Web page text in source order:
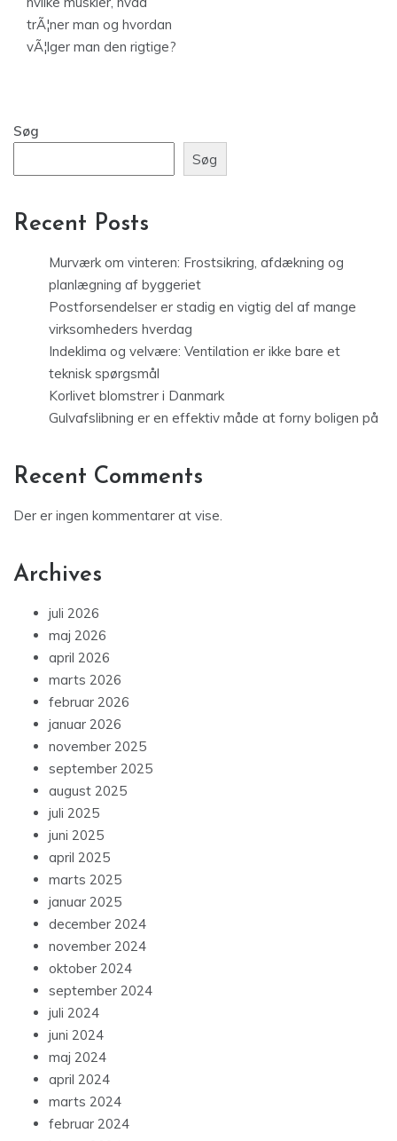
trÃ¦ner man og hvordan
vÃ¦lger man den rigtige?
Søg
Søg
Recent Posts
Murværk om vinteren: Frostsikring, afdækning og
planlægning af byggeriet
Postforsendelser er stadig en vigtig del af mange
virksomheders hverdag
Indeklima og velvære: Ventilation er ikke bare et
teknisk spørgsmål
Korlivet blomstrer i Danmark
Gulvafslibning er en effektiv måde at forny boligen på
Recent Comments
Der er ingen kommentarer at vise.
Archives
juli 2026
maj 2026
april 2026
marts 2026
februar 2026
januar 2026
november 2025
september 2025
august 2025
juli 2025
juni 2025
april 2025
marts 2025
januar 2025
december 2024
november 2024
oktober 2024
september 2024
juli 2024
juni 2024
maj 2024
april 2024
marts 2024
februar 2024